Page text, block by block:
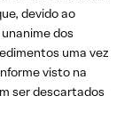
devido ao
dos
uma vez
visto na
ser descartados